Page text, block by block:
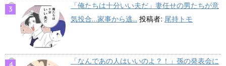
「俺たちは十分いい夫だ」妻任せの男たちが意
気投合…家事から逃... 投稿者: 尾持トモ
「なんであの人はいいのよ？！」孫の発表会に